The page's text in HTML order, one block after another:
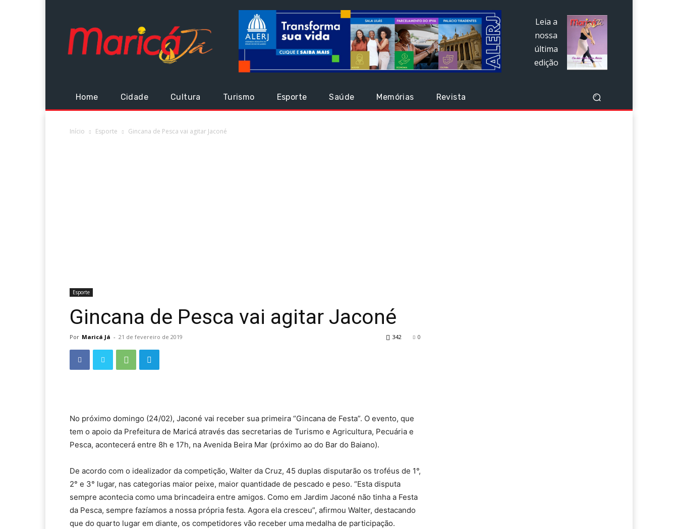
Leia a
nossa
última
edição
Home Cidade Cultura Turismo Esporte Saúde Memórias Revista
Início Esporte Gincana de Pesca vai agitar Jaconé
Esporte
Gincana de Pesca vai agitar Jaconé
Por Maricá Já - 21 de fevereiro de 2019 0
342
No próximo domingo (24/02), Jaconé vai receber sua primeira “Gincana de Festa”. O evento, que
tem o apoio da Prefeitura de Maricá através das secretarias de Turismo e Agricultura, Pecuária e
Pesca, acontecerá entre 8h e 17h, na Avenida Beira Mar (próximo ao do Bar do Baiano).
De acordo com o idealizador da competição, Walter da Cruz, 45 duplas disputarão os troféus de 1°,
2° e 3° lugar, nas categorias maior peixe, maior quantidade de pescado e peso. “Esta disputa
sempre acontecia como uma brincadeira entre amigos. Como em Jardim Jaconé não tinha a Festa
da Pesca, sempre fazíamos a nossa própria festa. Agora ela cresceu”, afirmou Walter, destacando
que do quarto lugar em diante, os competidores vão receber uma medalha de participação.